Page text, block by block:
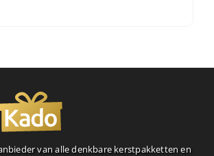
van alle denkbare kerstpakketten en